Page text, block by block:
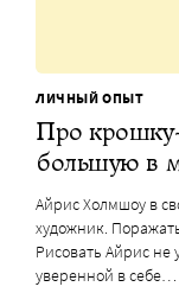
ЛИЧНЫЙ ОПЫТ
Про
большую в
Айрис Холмшоу в
художник.
Рисовать Айрис не
уверенной в себе…